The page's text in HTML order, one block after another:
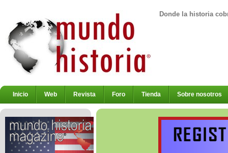
Donde la historia
Inicio Web Revista Foro Tienda Sobre nosotros